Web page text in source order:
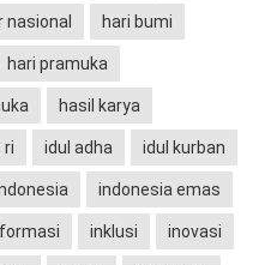
nasional hari bumi
hari pramuka
hasil karya
ri idul adha idul kurban
indonesia emas
inklusi inovasi